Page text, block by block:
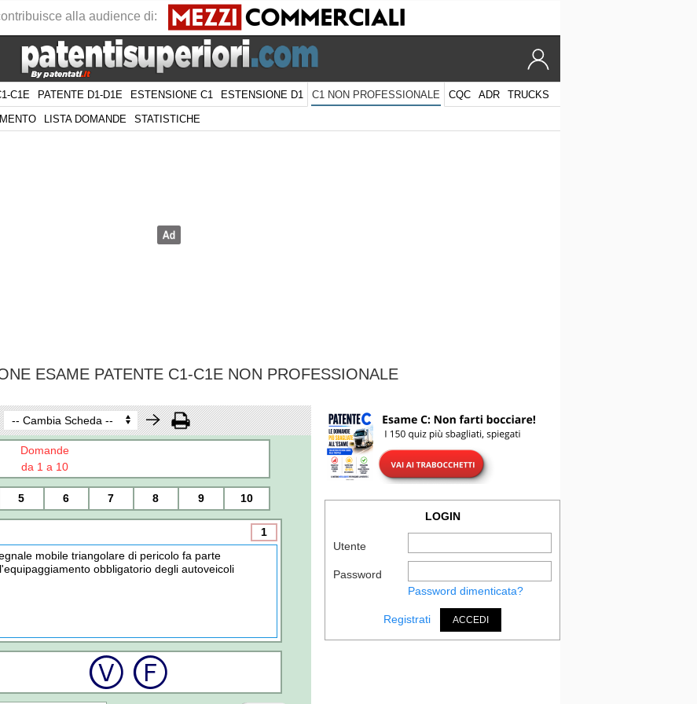
C1E PATENTE D1-D1E ESTENSIONE C1 ESTENSIONE D1 C1 NON PROFESSIONALE CQC ADR TRUCKS
LISTA DOMANDE STATISTICHE
ESAME PATENTE C1-C1E NON PROFESSIONALE
Domande
da 1 a 10
5 6 7 8 9 10
1
mobile triangolare di pericolo fa parte
obbligatorio degli autoveicoli
LOGIN
Utente
Password
Password dimenticata?
Registrati ACCEDI
alla audience di: